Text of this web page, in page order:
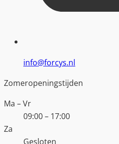
info@forcys.nl
Zomeropeningstijden
Ma – Vr
09:00 – 17:00
Za
Gesloten